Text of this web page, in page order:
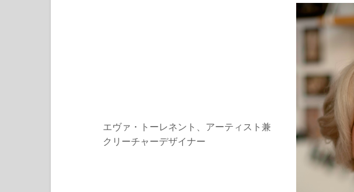
エヴァ・トーレネント、アーティスト兼
クリーチャーデザイナー